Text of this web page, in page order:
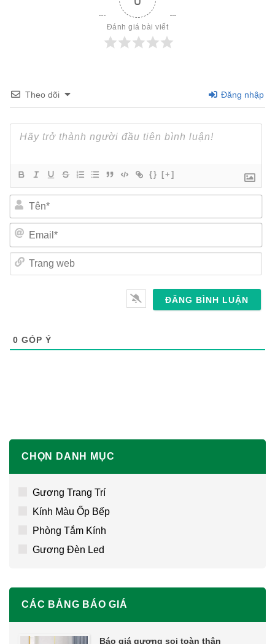
CHỌN DANH MỤC
Gương Trang Trí
Kính Màu Ốp Bếp
Phòng Tắm Kính
Gương Đèn Led
CÁC BẢNG BÁO GIÁ
Báo giá gương soi toàn thân
Đánh giá bài viết
Theo dõi Đăng nhập
{} [+]
Tên*
Email*
0 GÓP Ý